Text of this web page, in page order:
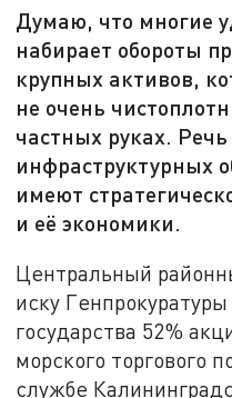
Думаю, что многие
набирает обороты
крупных активов,
не очень
частных руках.
инфраструктурных
имеют
и её экономики.
Центральный
иску
государства 52%
морского торгового
службе